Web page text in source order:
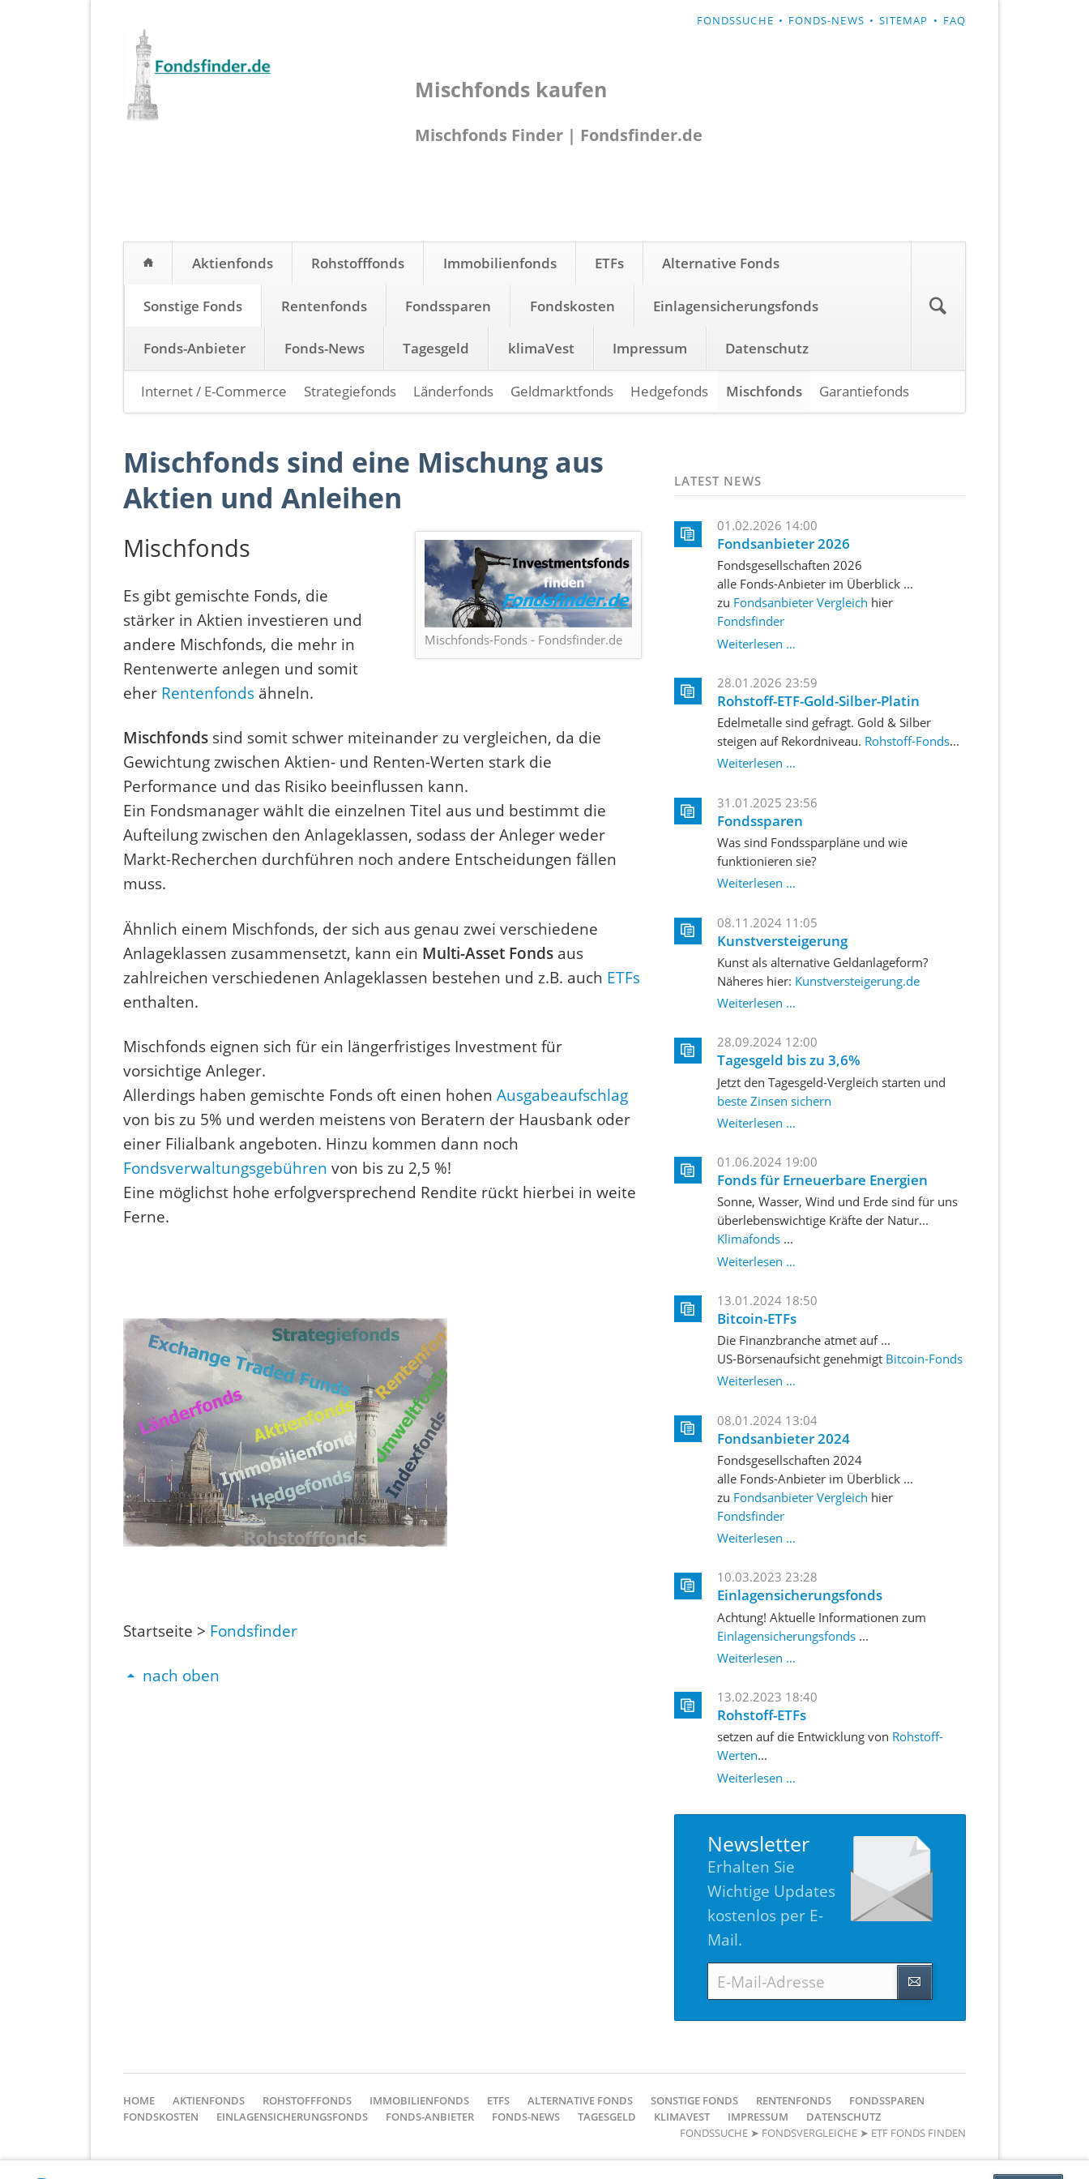
NAVIGATION
FONDSSUCHE FONDS-NEWS SITEMAP FAQ
Mischfonds kaufen
Mischfonds Finder | Fondsfinder.de
Aktienfonds Rohstofffonds Immobilienfonds ETFs Alternative Fonds
Sonstige Fonds Rentenfonds Fondssparen Fondskosten Einlagensicherungsfonds
Fonds-Anbieter Fonds-News Tagesgeld klimaVest Impressum Datenschutz
überspringen
Internet / E-Commerce Strategiefonds Länderfonds Geldmarktfonds Hedgefonds Mischfonds Garantiefonds
Mischfonds sind eine Mischung aus
Aktien und Anleihen
Mischfonds-Fonds - Fondsfinder.de
Mischfonds
Es gibt gemischte Fonds, die
stärker in Aktien investieren und
andere Mischfonds, die mehr in
Rentenwerte anlegen und somit
eher Rentenfonds ähneln.
Mischfonds sind somit schwer miteinander zu vergleichen, da die
Gewichtung zwischen Aktien- und Renten-Werten stark die
Performance und das Risiko beeinflussen kann.
Ein Fondsmanager wählt die einzelnen Titel aus und bestimmt die
Aufteilung zwischen den Anlageklassen, sodass der Anleger weder
Markt-Recherchen durchführen noch andere Entscheidungen fällen
muss.
Ähnlich einem Mischfonds, der sich aus genau zwei verschiedene
Anlageklassen zusammensetzt, kann ein Multi-Asset Fonds aus
zahlreichen verschiedenen Anlageklassen bestehen und z.B. auch ETFs
enthalten.
Mischfonds eignen sich für ein längerfristiges Investment für
vorsichtige Anleger.
Allerdings haben gemischte Fonds oft einen hohen Ausgabeaufschlag
von bis zu 5% und werden meistens von Beratern der Hausbank oder
einer Filialbank angeboten. Hinzu kommen dann noch
Fondsverwaltungsgebühren von bis zu 2,5 %!
Eine möglichst hohe erfolgversprechend Rendite rückt hierbei in weite
Ferne.
Startseite > Fondsfinder
nach oben
LATEST NEWS
01.02.2026 14:00
Fondsanbieter 2026
Fondsgesellschaften 2026
alle Fonds-Anbieter im Überblick ...
zu Fondsanbieter Vergleich hier
Fondsfinder
Weiterlesen …
28.01.2026 23:59
Rohstoff-ETF-Gold-Silber-Platin
Edelmetalle sind gefragt. Gold & Silber
steigen auf Rekordniveau. Rohstoff-Fonds...
Weiterlesen …Rohstoff-
Gold-
Silber-
Platin
31.01.2025 23:56
Fondssparen
Was sind Fondssparpläne und wie
funktionieren sie?
Weiterlesen …Fondssparen
08.11.2024 11:05
Kunstversteigerung
Kunst als alternative Geldanlageform?
Näheres hier: Kunstversteigerung.de
Weiterlesen …
28.09.2024 12:00
Tagesgeld bis zu 3,6%
Jetzt den Tagesgeld-Vergleich starten und
beste Zinsen sichern
Weiterlesen …
01.06.2024 19:00
Fonds für Erneuerbare Energien
Sonne, Wasser, Wind und Erde sind für uns
überlebenswichtige Kräfte der Natur...
Klimafonds...
Weiterlesen …
Erneuerbare
Energien
13.01.2024 18:50
Bitcoin-ETFs
Die Finanzbranche atmet auf ...
US-Börsenaufsicht genehmigt Bitcoin-Fonds
Weiterlesen …Bitcoin-
08.01.2024 13:04
Fondsanbieter 2024
Fondsgesellschaften 2024
alle Fonds-Anbieter im Überblick ...
zu Fondsanbieter Vergleich hier
Fondsfinder
Weiterlesen …Fondsanbieter
10.03.2023 23:28
Einlagensicherungsfonds
Achtung! Aktuelle Informationen zum
Einlagensicherungsfonds...
Weiterlesen …
13.02.2023 18:40
Rohstoff-ETFs
setzen auf die Entwicklung von Rohstoff-
Werten...
Weiterlesen …
Newsletter
Erhalten Sie
Wichtige Updates
kostenlos per E-
Mail.
Mail-
Adresse
NAVIGATION
ÜBERSPRINGEN
HOME AKTIENFONDS ROHSTOFFFONDS IMMOBILIENFONDS ETFS ALTERNATIVE FONDS SONSTIGE FONDS RENTENFONDS
FONDSSPAREN
FONDSKOSTEN
EINLAGENSICHERUNGSFONDS FONDS-ANBIETER FONDS-NEWS TAGESGELD KLIMAVEST IMPRESSUM
DATENSCHUTZ
FONDSSUCHE ➤ FONDSVERGLEICHE ➤ ETF FONDS FINDEN